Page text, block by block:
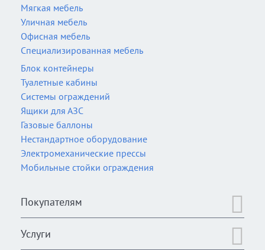
Мягкая мебель
Уличная мебель
Офисная мебель
Специализированная мебель
Блок контейнеры
Туалетные кабины
Системы ограждений
Ящики для АЗС
Газовые баллоны
Нестандартное оборудование
Электромеханические прессы
Мобильные стойки ограждения
Покупателям
Услуги